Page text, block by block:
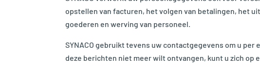
opstellen van facturen, het volgen van betalingen, het
goederen en werving van personeel.
SYNACO gebruikt tevens uw contactgegevens om u
deze berichten niet meer wilt ontvangen, kunt u zich op